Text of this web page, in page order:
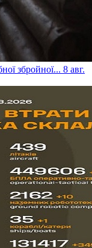
збройної... 8 авг.